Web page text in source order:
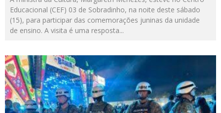
Educacional (CEF) 03 de Sobradinho, na noite deste sábado
(15), para participar das comemorações juninas da unidade
de ensino. A visita é uma resposta...